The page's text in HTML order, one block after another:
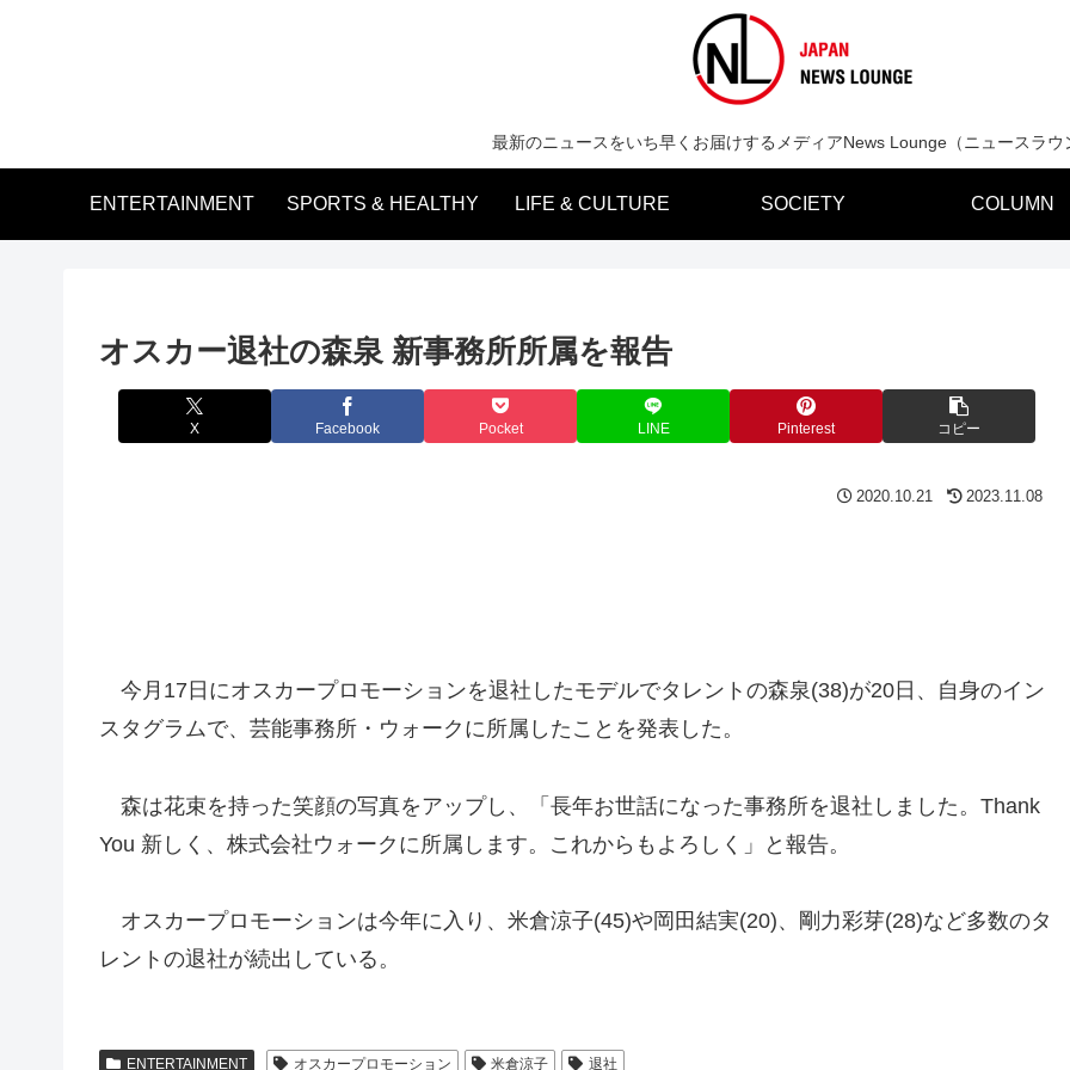
最新のニュースをいち早くお届けするメディアNews Lounge（ニュースラウ
ENTERTAINMENT SPORTS & HEALTHY LIFE & CULTURE SOCIETY COLUMN
オスカー退社の森泉 新事務所所属を報告
X Facebook Pocket LINE Pinterest コピー
2020.10.21 2023.11.08
今月17日にオスカープロモーションを退社したモデルでタレントの森泉(38)が20日、自身のイン
スタグラムで、芸能事務所・ウォークに所属したことを発表した。
森は花束を持った笑顔の写真をアップし、「長年お世話になった事務所を退社しました。Thank
You 新しく、株式会社ウォークに所属します。これからもよろしく」と報告。
オスカープロモーションは今年に入り、米倉涼子(45)や岡田結実(20)、剛力彩芽(28)など多数のタ
レントの退社が続出している。
ENTERTAINMENT オスカープロモーション 米倉涼子 退社